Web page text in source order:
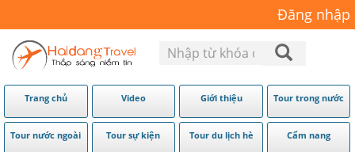
Đăng nhập
Trang chủ Video Giới thiệu Tour trong nước
Tour nước ngoài Tour sự kiện Tour du lịch hè Cẩm nang